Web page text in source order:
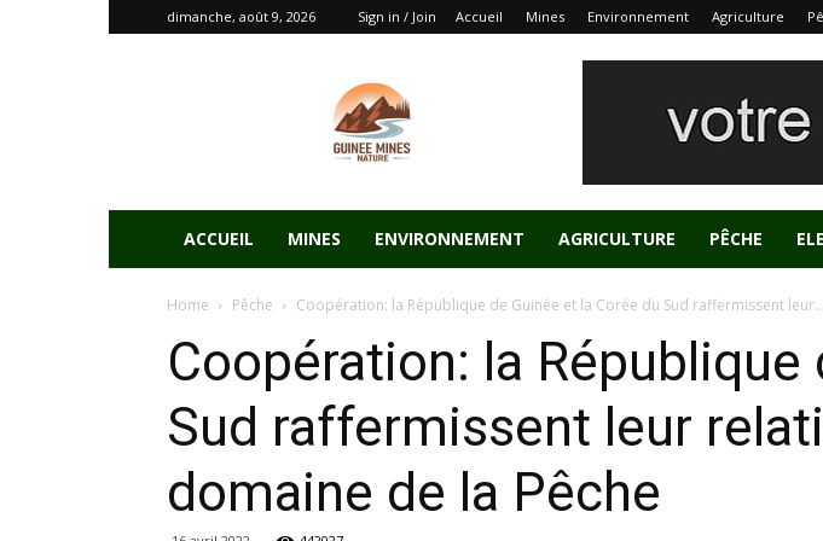
dimanche, août 9, 2026 Sign in / Join Accueil Mines Environnement Agriculture
ACCUEIL MINES ENVIRONNEMENT AGRICULTURE PÊCHE
Home Pêche Coopération: la République de Guinée et la Corée du Sud raffermissent leur...
Coopération: la
Sud raffermissent leur
domaine de la Pêche